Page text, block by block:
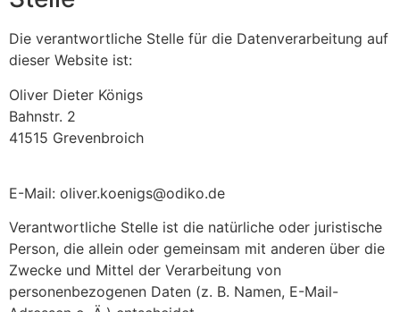
Die verantwortliche Stelle für die Datenverarbeitung auf
dieser Website ist:
Oliver Dieter Königs
Bahnstr. 2
41515 Grevenbroich
E-Mail: oliver.koenigs@odiko.de
Verantwortliche Stelle ist die natürliche oder juristische
Person, die allein oder gemeinsam mit anderen über die
Zwecke und Mittel der Verarbeitung von
personenbezogenen Daten (z. B. Namen, E-Mail-